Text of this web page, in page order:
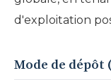
d'exploitation
Mode de dépôt